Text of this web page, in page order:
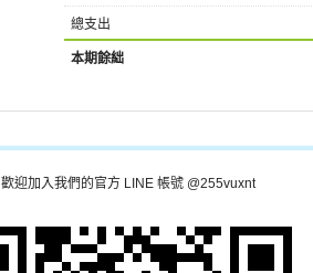
總支出
本期餘絀
歡迎加入我們的官方 LINE 帳號 @255vuxnt